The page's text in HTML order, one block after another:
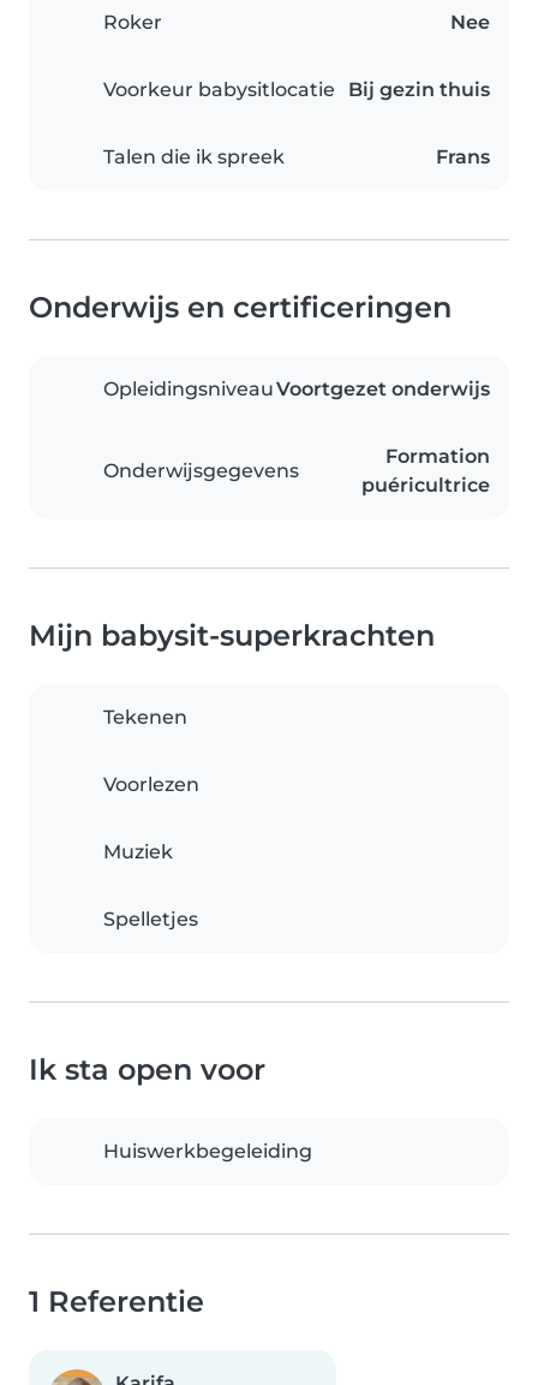
Roker Nee
Voorkeur babysitlocatie Bij gezin thuis
Talen die ik spreek Frans
Onderwijs en certificeringen
OpleidingsniveauVoortgezet onderwijs
Onderwijsgegevens
Formation
puéricultrice
Mijn babysit-superkrachten
Tekenen
Voorlezen
Muziek
Spelletjes
Ik sta open voor
Huiswerkbegeleiding
1 Referentie